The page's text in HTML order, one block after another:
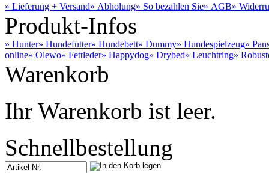
» Lieferung + Versand» Abholung» So bezahlen Sie» AGB»
Produkt-Infos
» Hunter» Hundefutter» Hundebett» Dummy» Hundespielzeug»
online» Olewo» Fettleder» Happydog» Drybed» Leuchtring»
Warenkorb
Ihr Warenkorb ist leer.
Schnellbestellung